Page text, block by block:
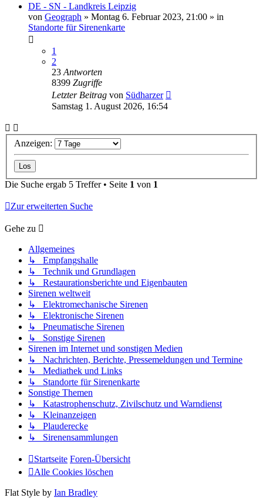
DE - SN - Landkreis Leipzig
von Geograph » Montag 6. Februar 2023, 21:00 » in
Standorte für Sirenenkarte
1
2
23 Antworten
8399 Zugriffe
Letzter Beitrag von Südharzer
Samstag 1. August 2026, 16:54
Anzeigen:
Die Suche ergab 5 Treffer • Seite 1 von 1
Zur erweiterten Suche
Gehe zu
Allgemeines
↳ Empfangshalle
↳ Technik und Grundlagen
↳ Restaurationsberichte und Eigenbauten
Sirenen weltweit
↳ Elektromechanische Sirenen
↳ Elektronische Sirenen
↳ Pneumatische Sirenen
↳ Sonstige Sirenen
Sirenen im Internet und sonstigen Medien
↳ Nachrichten, Berichte, Pressemeldungen und Termine
↳ Mediathek und Links
↳ Standorte für Sirenenkarte
Sonstige Themen
↳ Katastrophenschutz, Zivilschutz und Warndienst
↳ Kleinanzeigen
↳ Plauderecke
↳ Sirenensammlungen
Startseite Foren-Übersicht
Alle Cookies löschen
Flat Style by Ian Bradley